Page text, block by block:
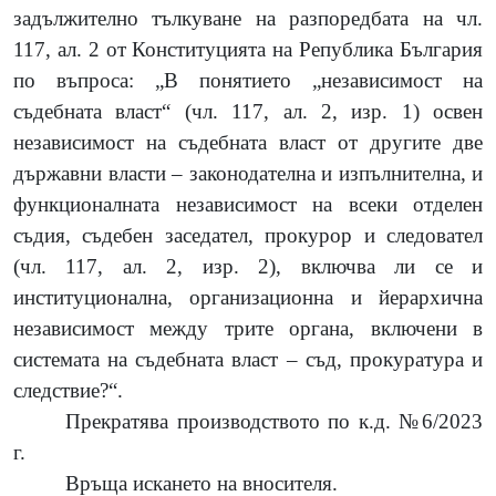
задължително тълкуване на разпоредбата на чл.
117, ал. 2 от Конституцията на Република България
по въпроса: „В понятието „независимост на
съдебната власт“ (чл. 117, ал. 2, изр. 1) освен
независимост на съдебната власт от другите две
държавни власти – законодателна и изпълнителна, и
функционалната независимост на всеки отделен
съдия, съдебен заседател, прокурор и следовател
(чл. 117, ал. 2, изр. 2), включва ли се и
институционална, организационна и йерархична
независимост между трите органа, включени в
системата на съдебната власт – съд, прокуратура и
следствие?“.
Прекратява производството по к.д. №6/2023
г.
Връща искането на вносителя.